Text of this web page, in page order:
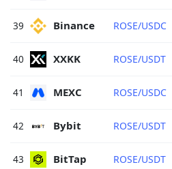
39 Binance ROSE/USDC
40 XXKK ROSE/USDT
41 MEXC ROSE/USDC
42 Bybit ROSE/USDT
43 BitTap ROSE/USDT